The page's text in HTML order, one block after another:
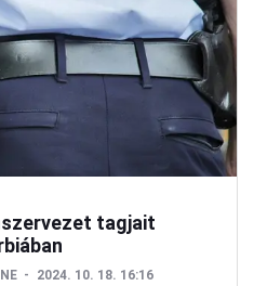
tagjait
2024. 10. 18. 16:16